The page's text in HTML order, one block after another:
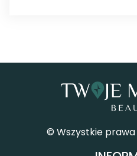
© Wszystkie